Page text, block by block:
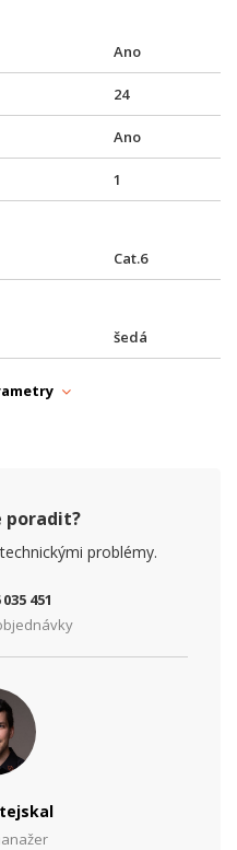
Ano
24
Ano
1
Cat.6
šedá
poradit?
problémy.
451